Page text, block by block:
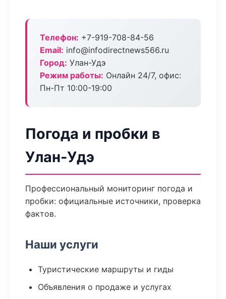
Телефон: +7-919-708-84-56
Email: info@infodirectnews566.ru
Город: Улан-Удэ
Режим работы: Онлайн 24/7, офис:
Пн-Пт 10:00-19:00
Погода и пробки в
Улан-Удэ
Профессиональный мониторинг погода и
пробки: официальные источники, проверка
фактов.
Наши услуги
Туристические маршруты и гиды
Объявления о продаже и услугах